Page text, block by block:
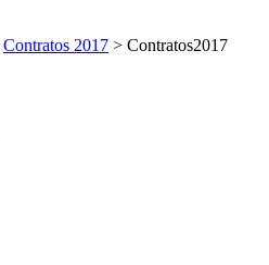
Contratos 2017 > Contratos2017